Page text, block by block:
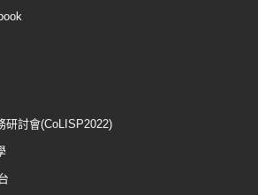
研討會(CoLISP2022)